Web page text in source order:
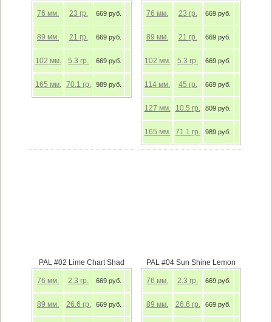
76 мм. 23 гр. 669 руб.
89 мм. 21 гр. 669 руб.
102 мм. 5.3 гр. 669 руб.
165 мм. 70.1 гр. 989 руб.
76 мм. 23 гр. 669 руб.
89 мм. 21 гр. 669 руб.
102 мм. 5.3 гр. 669 руб.
114 мм. 45 гр. 669 руб.
127 мм. 10.5 гр. 809 руб.
165 мм. 71.1 гр. 989 руб.
PAL #02 Lime Chart Shad
76 мм. 2.3 гр. 669 руб.
89 мм. 26.6 гр. 669 руб.
PAL #04 Sun Shine Lemon
76 мм. 2.3 гр. 669 руб.
89 мм. 26.6 гр. 669 руб.